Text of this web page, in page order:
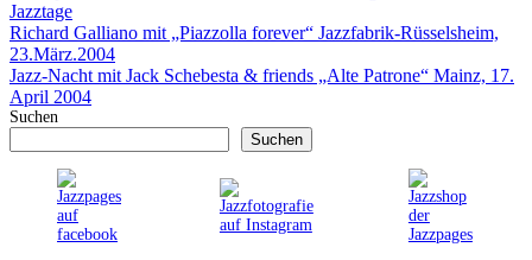
Jazztage
Richard Galliano mit „Piazzolla forever“ Jazzfabrik-Rüsselsheim,
23.März.2004
Jazz-Nacht mit Jack Schebesta & friends „Alte Patrone“ Mainz, 17.
April 2004
Suchen
Suchen